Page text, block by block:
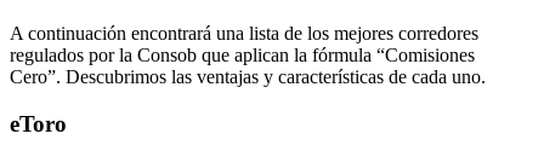
A continuación encontrará una lista de los mejores corredores
regulados por la Consob que aplican la fórmula “Comisiones
Cero”. Descubrimos las ventajas y características de cada uno.
eToro